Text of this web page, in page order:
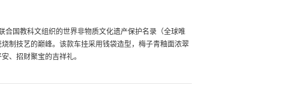
合国教科文组织的世界非物质文化遗产保护名录（全球唯
制技艺的巅峰。该款车挂采用钱袋造型，梅子青釉面浓翠
、招财聚宝的吉祥礼。